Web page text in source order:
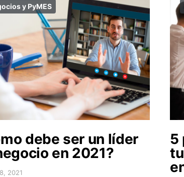
y PyMES
debe ser un líder
en 2021?
2021
5